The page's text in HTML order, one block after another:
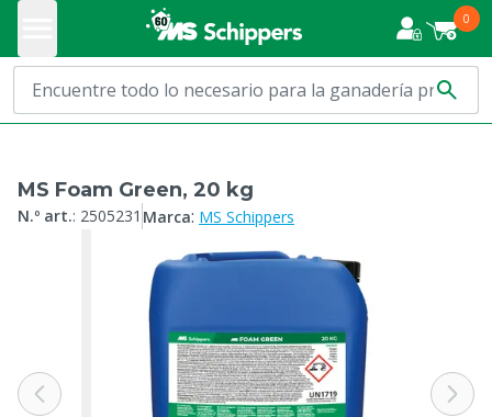
0
MS Foam Green, 20 kg
N.º art.: 2505231 Marca: MS Schippers